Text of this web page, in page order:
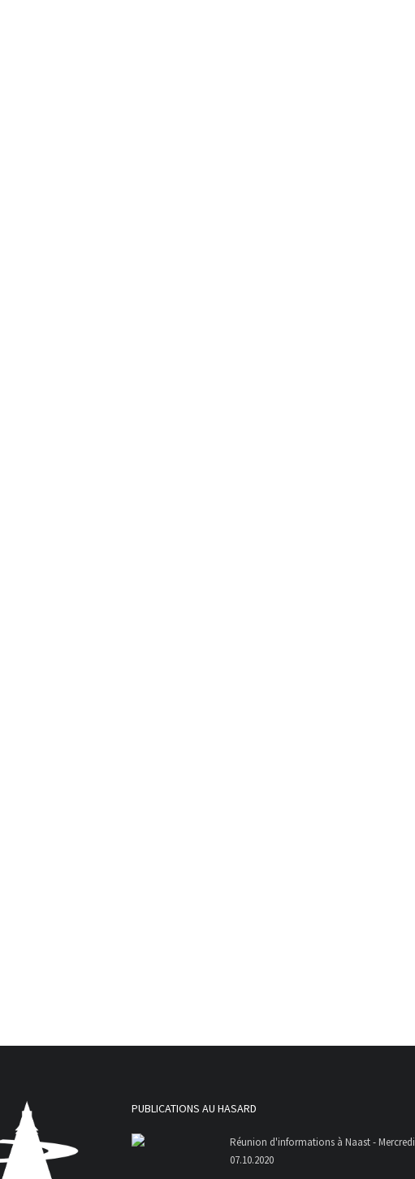
PUBLICATIONS AU HASARD
Réunion d'informations à Naast - Mercredi
07.10.2020